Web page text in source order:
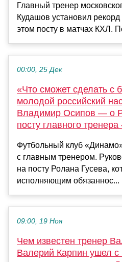
Главный тренер
Кудашов установил
этом посту в матчах КХЛ.
00:00, 25 Дек
«Что сможет сделать с
молодой российский
Владимир Осипов — о
посту главного
Футбольный клуб
с главным тренером.
на посту Ролана Гусева,
исполняющим обязаннос...
09:00, 19 Ноя
Чем известен тренер
Валерий Карпин ушел с